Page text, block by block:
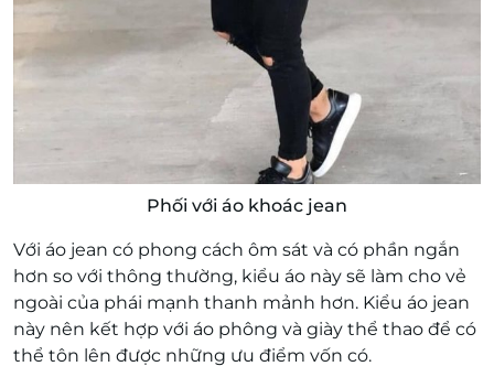
Phối với áo khoác jean
Với áo jean có phong cách ôm sát và có phần ngắn
hơn so với thông thường, kiểu áo này sẽ làm cho vẻ
ngoài của phái mạnh thanh mảnh hơn. Kiểu áo jean
này nên kết hợp với áo phông và giày thể thao để có
thể tôn lên được những ưu điểm vốn có.